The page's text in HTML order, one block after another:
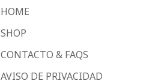
HOME
SHOP
CONTACTO & FAQS
AVISO DE PRIVACIDAD